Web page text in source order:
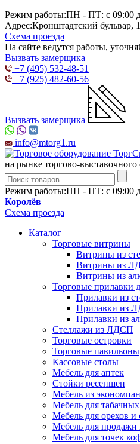
Режим работы:ПН - ПТ: с 09:00
Адрес:Кронштадтский бульвар,
Схема проезда
На сайте ведутся работы,
Вызвать замерщика
+7 (495) 532-48-51
+7 (925) 482-60-56
Вызвать замерщика
info@mtorg1.ru
на рынке торгово-выставочного
Режим работы:ПН - ПТ: с 09:00
Королёв
Схема проезда
Каталог
Торговые витрины
Витрины из
Витрины из
Витрины из
Торговые прилавки
Прилавки из
Прилавки из
Прилавки из
Стеллажи из ЛДСП
Торговые островки
Торговые павильоны
Кассовые столы
Мебель для аптек
Стойки ресепшен
Мебель из
Мебель для
Мебель для орехов и
Мебель для продажи
Мебель для точек